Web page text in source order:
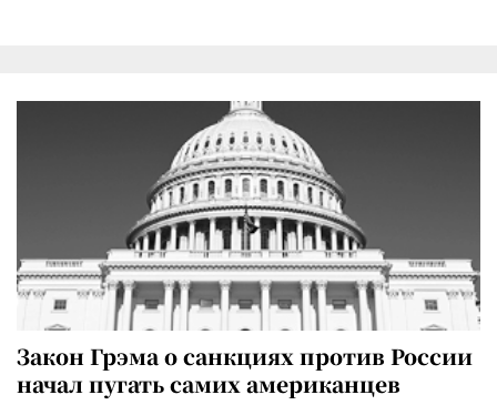
Закон Грэма о санкциях против России
начал пугать самих американцев